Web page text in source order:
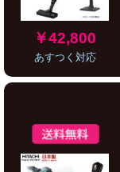
￥42,800
あすつく対応